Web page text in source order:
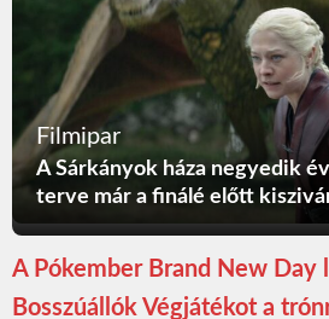
Filmipar
A Sárkányok háza negyedik
terve már a finálé előtt
A Pókember Brand New Day
Bosszúállók Végjátékot a